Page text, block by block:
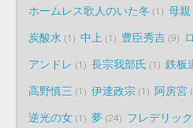
ホームレス歌人のいた冬 1 母親
炭酸水 1 中上 1 豊臣秀吉 9
アンドレ 1 長宗我部氏 1 鉄板
高野慎三 1 伊達政宗 1 阿房宮
逆光の女 1 夢 24 フレデリッ